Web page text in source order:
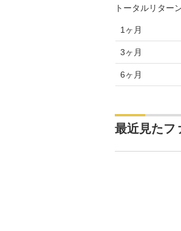
トータルリター
1ヶ月
3ヶ月
6ヶ月
最近見たフ